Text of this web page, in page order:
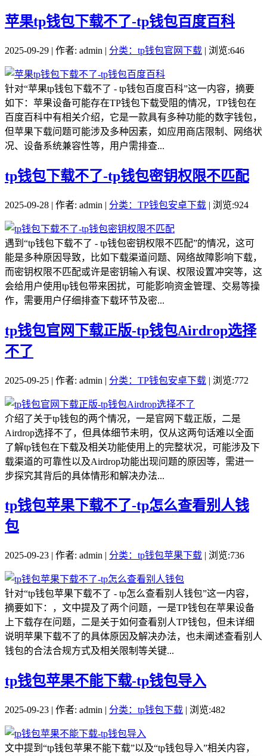
苹果tp钱包下载不了-tp钱包百度百科
2025-09-29 | 作者: admin | 分类：tp钱包官网下载 | 浏览:646
针对“苹果tp钱包下载不了 - tp钱包百度百科”这一内容，摘要
如下：苹果设备可能存在TP钱包下载受阻的情况，TP钱包在
百度百科中有相关介绍，它是一款具有多种功能的数字钱包，
但苹果下载问题可能涉及多种因素，如应用商店限制、网络状
况、设备系统兼容性等，用户需排查...
tp钱包下载不了-tp钱包密钥权限不匹配
2025-09-28 | 作者: admin | 分类：TP钱包安卓下载 | 浏览:924
遇到“tp钱包下载不了 - tp钱包密钥权限不匹配”的情况，这可
能是多种原因导致，比如下载渠道问题、网络故障影响下载，
而密钥权限不匹配或许是密钥输入有误、权限设置冲突等，这
会给用户使用tp钱包带来困扰，可能影响资金管理、交易等操
作，需要用户仔细排查下载环节及密...
tp钱包官网下载正版-tp钱包Airdrop选择
不了
2025-09-25 | 作者: admin | 分类：TP钱包安卓下载 | 浏览:772
介绍了关于tp钱包的两个情况，一是官网下载正版，二是
Airdrop选择不了，但具体细节未明，仅从这两句话难以全面
了解tp钱包在下载及相关功能使用上的完整状况，可能涉及下
载渠道的可靠性以及Airdrop功能出现问题的原因等，需进一
步探究其背后的具体情形和解决办法...
tp钱包苹果下载不了-tp怎么查看别人钱
包
2025-09-23 | 作者: admin | 分类：tp钱包苹果下载 | 浏览:736
针对“tp钱包苹果下载不了 - tp怎么查看别人钱包”这一内容，
摘要如下：，文中提及了两个问题，一是TP钱包在苹果设备
上下载存在问题，二是关于如何查看别人TP钱包，但未详细
说明苹果下载不了的具体原因及解决办法，也未阐述查看别人
钱包的合法合规方式及相关限制等关键...
tp钱包苹果不能下载-tp钱包导入
2025-09-23 | 作者: admin | 分类：tp钱包下载 | 浏览:482
文中提到“tp钱包苹果不能下载”以及“tp钱包导入”相关内容，